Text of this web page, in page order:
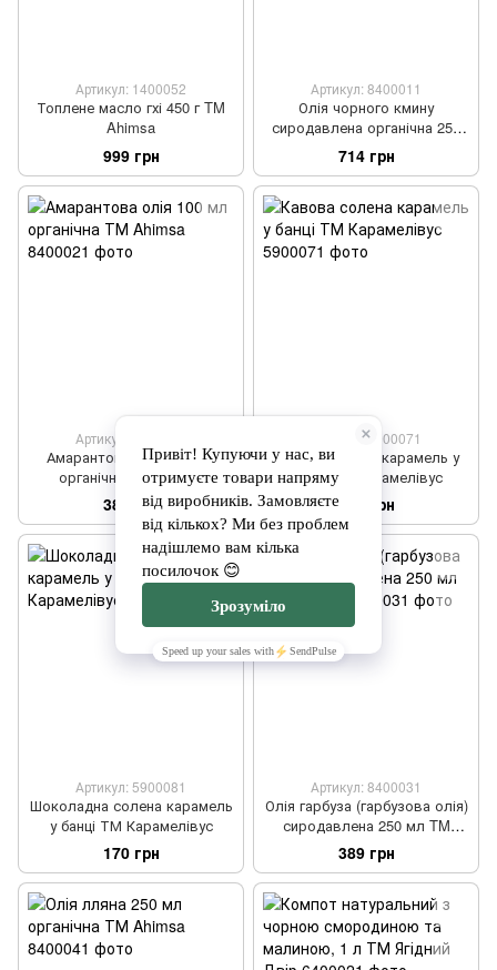
Артикул: 1400052
Топлене масло гхі 450 г TM
Ahimsa
999 грн
Артикул: 8400011
Олія чорного кмину
сиродавлена органічна 250
мл TM Ahimsa
714 грн
Артикул: 8400021
Амарантова олія 100 мл
органічна ТМ Ahimsa
389 грн
Артикул: 5900071
Кавова солена карамель у
банці ТМ Карамелівус
170 грн
Артикул: 5900081
Шоколадна солена карамель
у банці ТМ Карамелівус
170 грн
Артикул: 8400031
Олія гарбуза (гарбузова олія)
сиродавлена 250 мл TM
Ahimsa
389 грн